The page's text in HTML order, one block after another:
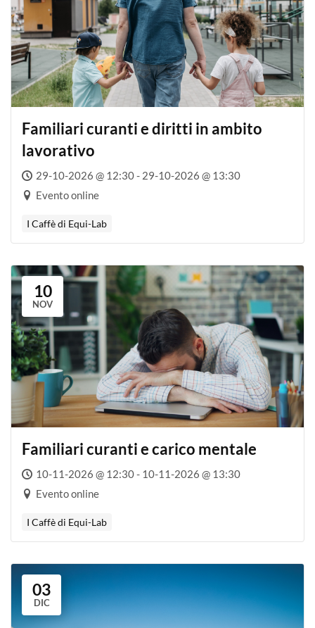
Familiari curanti e diritti in ambito
lavorativo
29-10-2026 @ 12:30 - 29-10-2026 @ 13:30
Evento online
I Caffè di Equi-Lab
10
NOV
Familiari curanti e carico mentale
10-11-2026 @ 12:30 - 10-11-2026 @ 13:30
Evento online
I Caffè di Equi-Lab
03
DIC